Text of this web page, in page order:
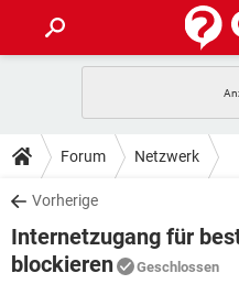
ANDROID
WINDOWS 10
WHATSAPP
FACEBOOK
TIPPS & TRICKS
SPIELE
WINDOWS 10
DOWNLOADS
SPIELE
ANDROID
FORUM
Forum Netzwerk
Vorherige
Internetzugang für
blockieren
Geschlossen